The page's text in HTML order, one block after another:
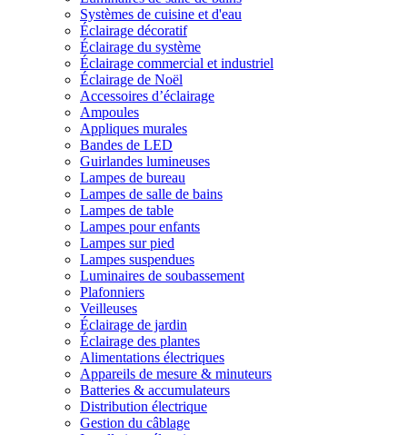
Systèmes de cuisine et d'eau
Éclairage décoratif
Éclairage du système
Éclairage commercial et industriel
Éclairage de Noël
Accessoires d’éclairage
Ampoules
Appliques murales
Bandes de LED
Guirlandes lumineuses
Lampes de bureau
Lampes de salle de bains
Lampes de table
Lampes pour enfants
Lampes sur pied
Lampes suspendues
Luminaires de soubassement
Plafonniers
Veilleuses
Éclairage de jardin
Éclairage des plantes
Alimentations électriques
Appareils de mesure & minuteurs
Batteries & accumulateurs
Distribution électrique
Gestion du câblage